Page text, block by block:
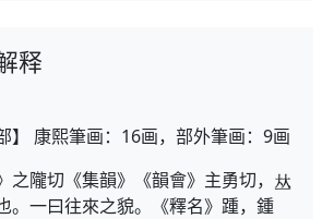
释
】 康熙筆画：16画，部外筆画：9画
之隴切《集韻》《韻會》主勇切，
。一曰往來之貌。《釋名》踵，鍾